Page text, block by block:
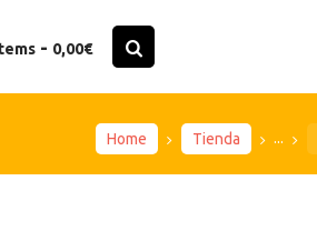
- 0,00€
Home Tienda ...